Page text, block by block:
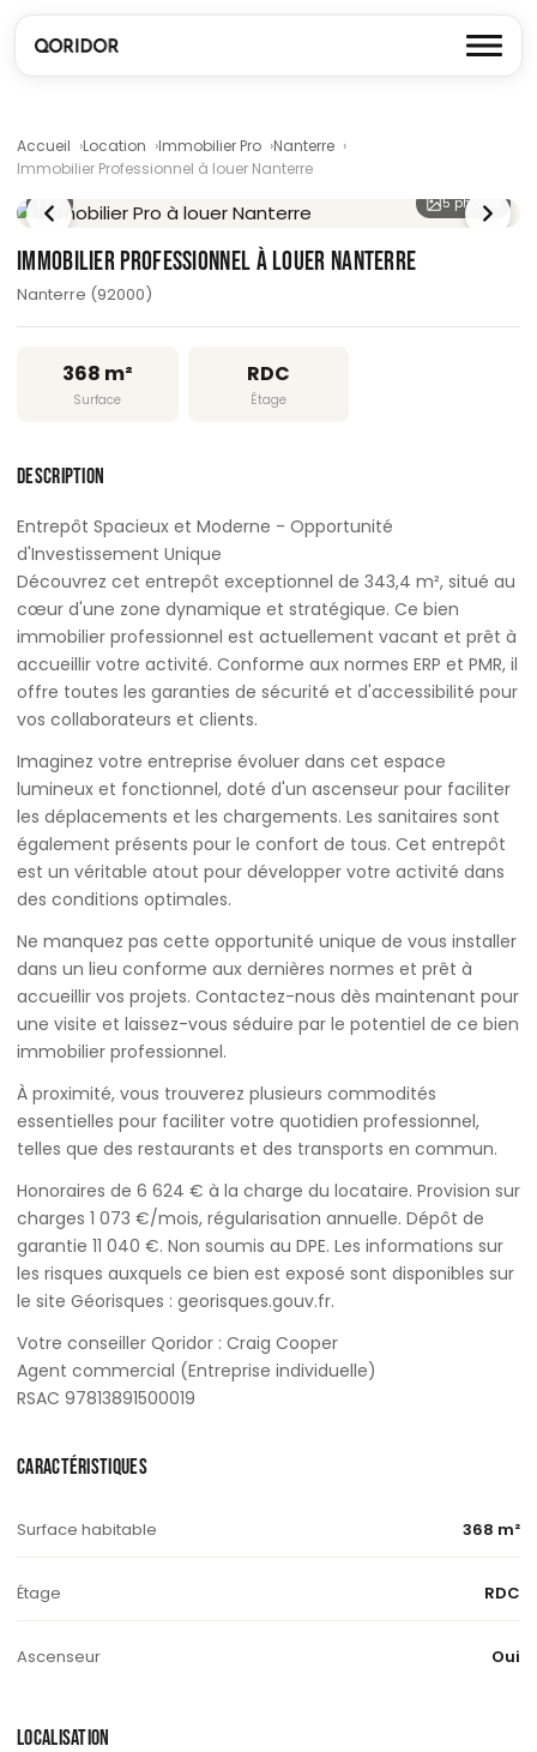
Accueil Location Immobilier Pro
Nanterre
Immobilier Professionnel à louer Nanterre
/ 5 5 photos
IMMOBILIER PROFESSIONNEL À LOUER NANTERRE
Nanterre (92000)
368 m²
Surface
RDC
Étage
DESCRIPTION
Entrepôt Spacieux et Moderne - Opportunité
d'Investissement Unique
Découvrez cet entrepôt exceptionnel de 343,4 m², situé au
cœur d'une zone dynamique et stratégique. Ce bien
immobilier professionnel est actuellement vacant et prêt à
accueillir votre activité. Conforme aux normes ERP et PMR, il
offre toutes les garanties de sécurité et d'accessibilité pour
vos collaborateurs et clients.
Imaginez votre entreprise évoluer dans cet espace
lumineux et fonctionnel, doté d'un ascenseur pour faciliter
les déplacements et les chargements. Les sanitaires sont
également présents pour le confort de tous. Cet entrepôt
est un véritable atout pour développer votre activité dans
des conditions optimales.
Ne manquez pas cette opportunité unique de vous installer
dans un lieu conforme aux dernières normes et prêt à
accueillir vos projets. Contactez-nous dès maintenant pour
une visite et laissez-vous séduire par le potentiel de ce bien
immobilier professionnel.
À proximité, vous trouverez plusieurs commodités
essentielles pour faciliter votre quotidien professionnel,
telles que des restaurants et des transports en commun.
Honoraires de 6 624 € à la charge du locataire. Provision sur
charges 1 073 €/mois, régularisation annuelle. Dépôt de
garantie 11 040 €. Non soumis au DPE. Les informations sur
les risques auxquels ce bien est exposé sont disponibles sur
le site Géorisques : georisques.gouv.fr.
Votre conseiller Qoridor : Craig Cooper
Agent commercial (Entreprise individuelle)
RSAC 97813891500019
CARACTÉRISTIQUES
Surface habitable 368 m²
Étage RDC
Ascenseur Oui
LOCALISATION